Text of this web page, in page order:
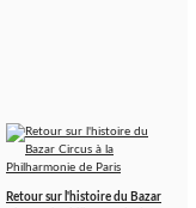
Retour sur l'histoire du Bazar